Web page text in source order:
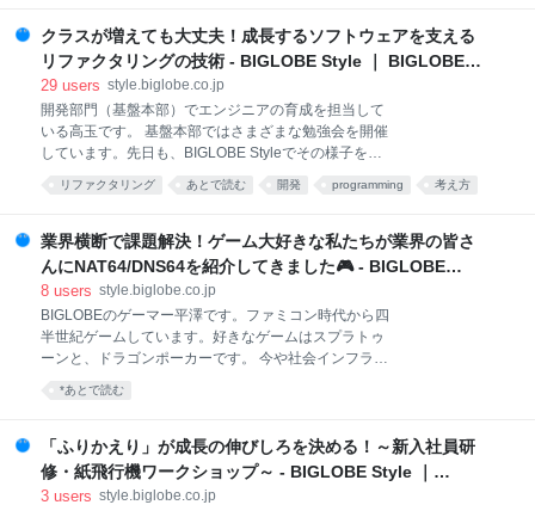
件はドメイン知識なのでドメインサービスに実装した
いところですが、リポジトリーを操作するアプリケー
ションサービスの中に書かれることも多いのではない
でしょうか。 クリーンアーキテクチャー。
https://style.biglobe.co.jp/entry/2020/02/13/150709 よ
り引用 この記事では、ドメインサービスとアプリケー
ションサービスをきれいに分離するために、Java 17
で正式導入された interface の sealed と permits を活
クラスが増えても大丈夫！成長するソフトウェアを支える
リファクタリングの技術 - BIGLOBE Style ｜ BIGLOBEの
「はたらく人」と「トガッた技術」
29 users style.biglobe.co.jp
開発部門（基盤本部）でエンジニアの育成を担当して
いる高玉です。 基盤本部ではさまざまな勉強会を開催
しています。先日も、BIGLOBE Styleでその様子をご
紹介しました。 style.biglobe.co.jp 「クラスを増やす
の、怖くないですか？」 オブジェクト指向プログラミ
務ではJavaやドメイン駆動設計を活用しているので、
クラスベースのOOPが題材になることが多いのです。
OOPに慣れていない人からすると、クラスの数が増え
を見つけるのが大変になりそう、と感じるそうです。
「大丈夫！クラスを増やしたほうが楽になることがあ
るよ！」 と伝えたくて、この記事を書かせていただき
ました。何が楽になるのでしょう？それは、ソースコ
リファクタリング あとで読む 開発 programming 考え方
業界横断で課題解決！ゲーム大好きな私たちが業界の皆さ
んにNAT64/DNS64を紹介してきました🎮 - BIGLOBE
Style ｜ BIGLOBEの「はたらく人」と「トガッた技術」
8 users style.biglobe.co.jp
BIGLOBEのゲーマー平澤です。ファミコン時代から四
半世紀ゲームしています。好きなゲームはスプラトゥ
ーンと、ドラゴンポーカーです。 今や社会インフラと
なったインターネットですが、BIGLOBEはお客さまが
安心してインターネットをご利用いただけるよう、業
す。 そんな活動の一つに、インターネットを使ったゲ
ームやエンターテインメント分野の課題に取り組んで
いるJAIPA（一般社団法人日本インターネットプロバ
*あとで読む
「ふりかえり」が成長の伸びしろを決める！～新入社員研
修・紙飛行機ワークショップ～ - BIGLOBE Style ｜
BIGLOBEの「はたらく人」と「トガッた技術」
3 users style.biglobe.co.jp